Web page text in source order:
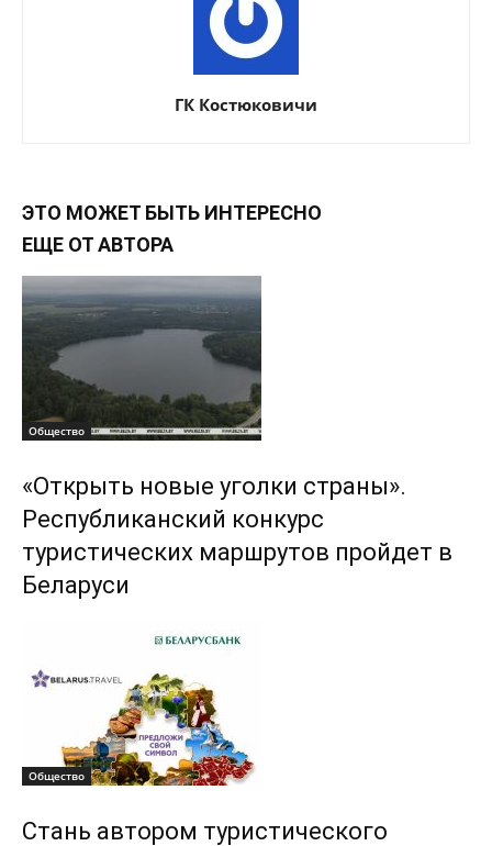
ГК Костюковичи
ЭТО МОЖЕТ БЫТЬ ИНТЕРЕСНО
ЕЩЕ ОТ АВТОРА
Общество
«Открыть новые уголки страны».
Республиканский конкурс
туристических маршрутов пройдет в
Беларуси
Общество
Стань автором туристического